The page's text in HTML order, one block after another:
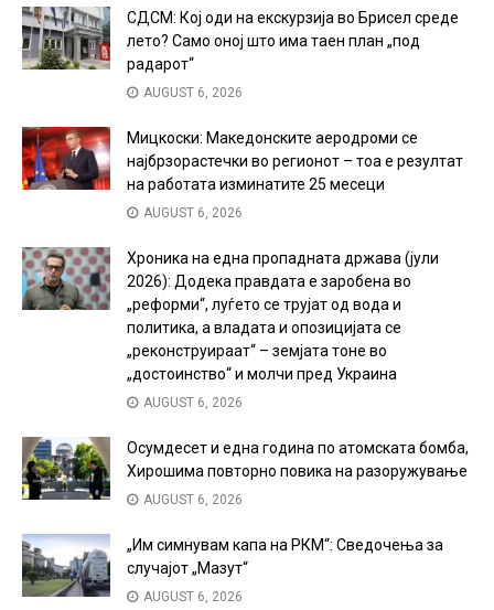
СДСМ: Кој оди на екскурзија во Брисел среде
лето? Само оној што има таен план „под
радарот“
AUGUST 6, 2026
Мицкоски: Македонските аеродроми се
најбрзорастечки во регионот – тоа е резултат
на работата изминатите 25 месеци
AUGUST 6, 2026
Хроника на една пропадната држава (јули
2026): Додека правдата е заробена во
„реформи“, луѓето се трујат од вода и
политика, а владата и опозицијата се
„реконструираат“ – земјата тоне во
„достоинство“ и молчи пред Украина
AUGUST 6, 2026
Осумдесет и една година по атомската бомба,
Хирошима повторно повика на разоружување
AUGUST 6, 2026
„Им симнувам капа на РКМ“: Сведочења за
случајот „Мазут“
AUGUST 6, 2026